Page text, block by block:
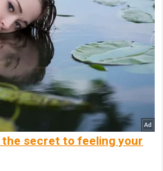
secret to feeling your